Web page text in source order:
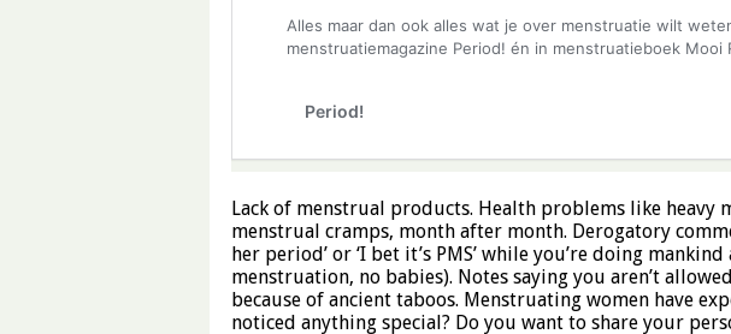
Lack of menstrual products. Health problems like heavy
menstrual cramps, month after month. Derogatory
her period’ or ‘I bet it’s PMS’ while you’re doing
menstruation, no babies). Notes saying you aren’t
because of ancient taboos. Menstruating women have
noticed anything special? Do you want to share your